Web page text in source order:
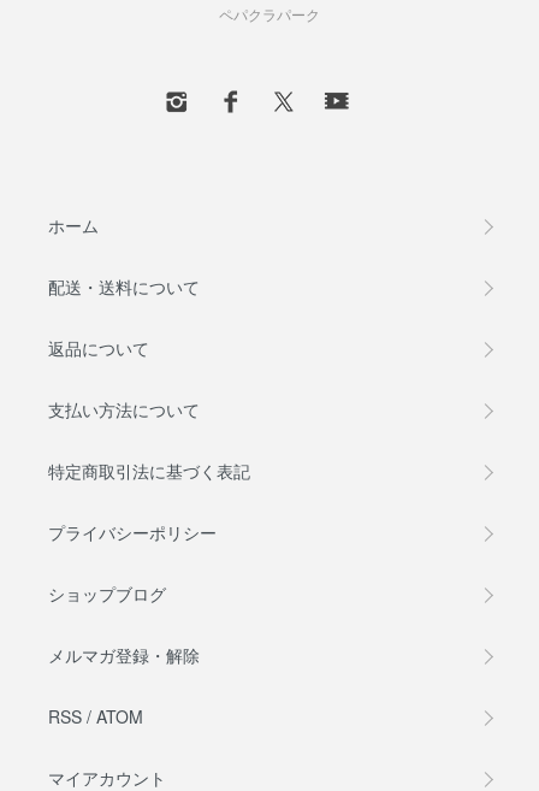
ペパクラパーク
ホーム
配送・送料について
返品について
支払い方法について
特定商取引法に基づく表記
プライバシーポリシー
ショップブログ
メルマガ登録・解除
RSS / ATOM
マイアカウント